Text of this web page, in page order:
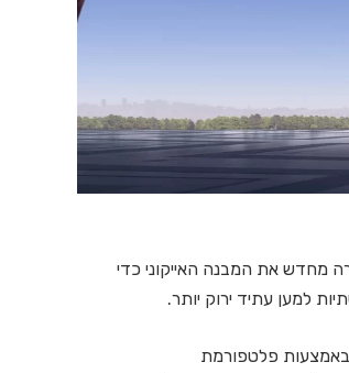
"דאסו סיסטמס" יצרה מחדש את המבנה האייקוני כדי
למען עתיד ירוק יותר.
פלטפורמת